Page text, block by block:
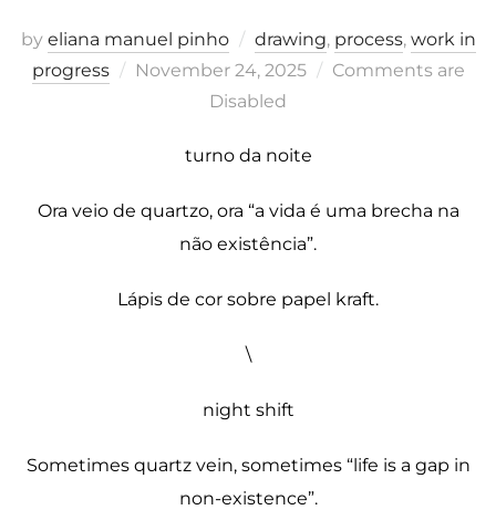
by eliana manuel pinho drawing, process, work in
progress
Posted
November 24, 2025
Comments are
Disabled
turno da noite
Ora veio de quartzo, ora “a vida é uma brecha na
não existência”.
Lápis de cor sobre papel kraft.
\
night shift
Sometimes quartz vein, sometimes “life is a gap in
non-existence”.